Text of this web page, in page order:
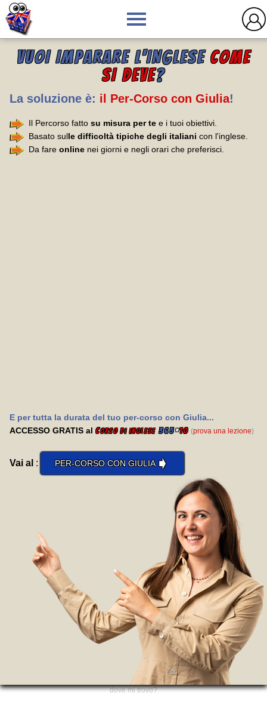
VUOI IMPARARE L'INGLESE COME
SI DEVE?
La soluzione è: il Per-Corso con Giulia!
Il Percorso fatto su misura per te e i tuoi obiettivi.
Basato sulle difficoltà tipiche degli italiani con l'inglese.
Da fare online nei giorni e negli orari che preferisci.
E per tutta la durata del tuo per-corso con Giulia...
ACCESSO GRATIS al Corso di inglese 365*10 (prova una lezione)
Vai al : PER-CORSO CON GIULIA➧
dove mi trovo?